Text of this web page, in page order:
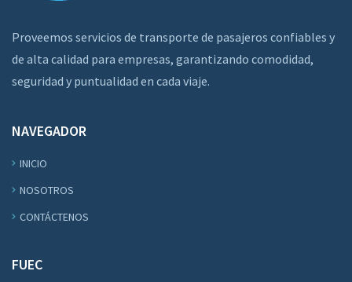
Proveemos servicios de transporte de pasajeros confiables y
de alta calidad para empresas, garantizando comodidad,
seguridad y puntualidad en cada viaje.
NAVEGADOR
INICIO
NOSOTROS
CONTÁCTENOS
FUEC